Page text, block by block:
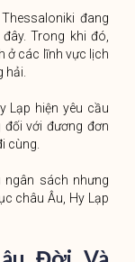
đang
Trong khi đó,
ở các lĩnh vực lịch
hải.
Lạp hiện yêu cầu
đối với đương đơn
cùng.
sách nhưng
châu Âu, Hy Lạp